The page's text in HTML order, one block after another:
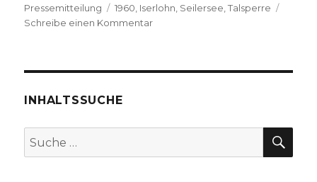
am
Pressemitteilung
Schlagwörter
1960 Iserlohn Seilersee ,Talsperre
Schreibe einen Kommentarzu
gerudert?
INHALTSSUCHE
Suche
nach: